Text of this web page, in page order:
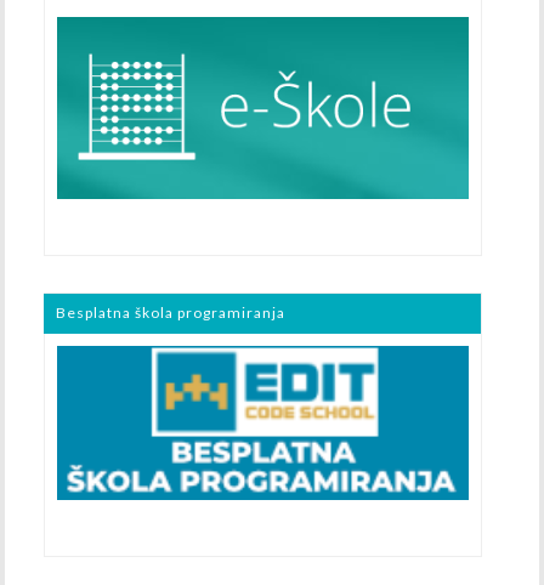
Besplatna škola programiranja